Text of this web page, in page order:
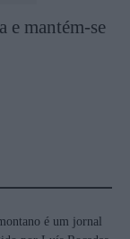
e mantém-se
é um jornal